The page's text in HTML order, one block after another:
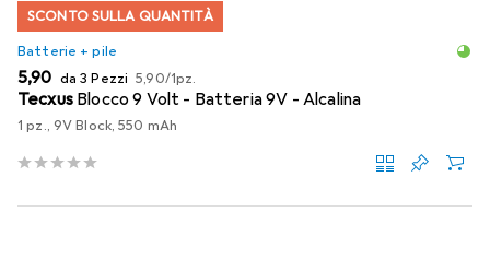
SCONTO SULLA QUANTITÀ
Batterie + pile
EUR
5,90 da 3 Pezzi EUR
5,90/1pz.
Tecxus Blocco 9 Volt - Batteria 9V - Alcalina
1 pz., 9V Block, 550 mAh